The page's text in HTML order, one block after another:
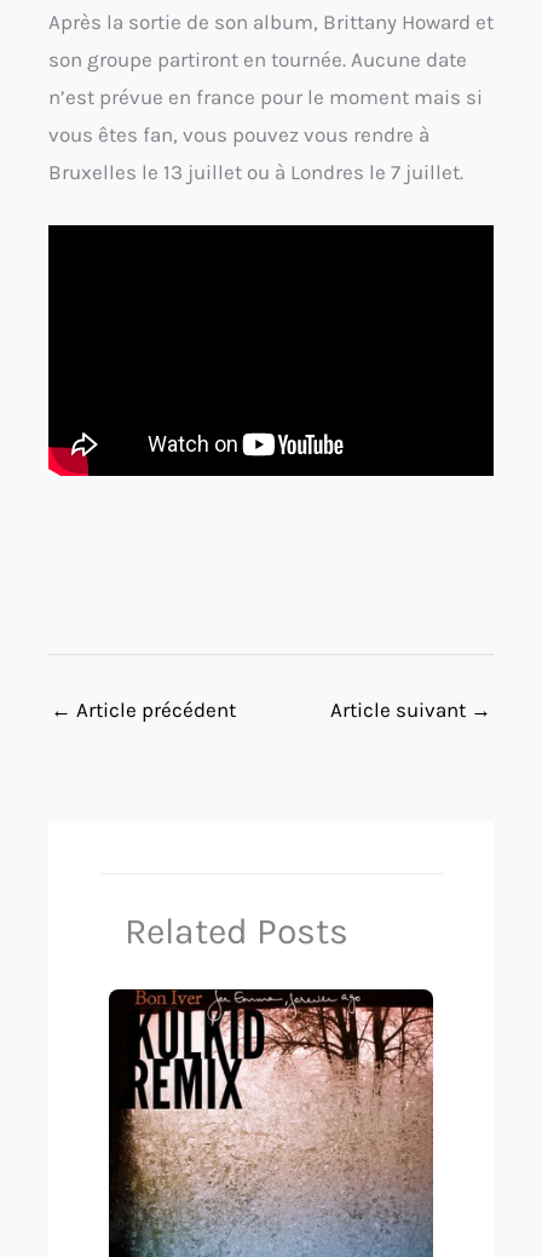
Après la sortie de son album, Brittany Howard et
son groupe partiront en tournée. Aucune date
n’est prévue en france pour le moment mais si
vous êtes fan, vous pouvez vous rendre à
Bruxelles le 13 juillet ou à Londres le 7 juillet.
← Article précédent Article suivant →
Related Posts